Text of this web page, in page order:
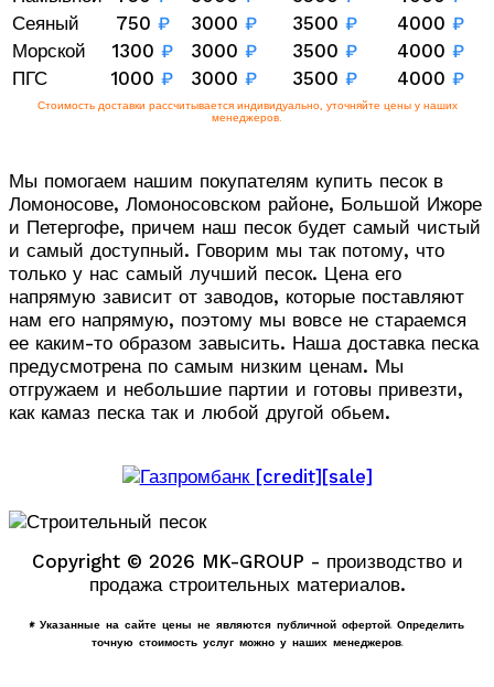
Сеяный
750 ₽ 3000 ₽ 3500 ₽ 4000 ₽
Морской
1300 ₽ 3000 ₽ 3500 ₽ 4000 ₽
ПГС
1000 ₽ 3000 ₽ 3500 ₽ 4000 ₽
Стоимость доставки рассчитывается индивидуально, уточняйте цены у наших
менеджеров.
Мы помогаем нашим покупателям купить песок в
Ломоносове, Ломоносовском районе, Большой Ижоре
и Петергофе, причем наш песок будет самый чистый
и самый доступный. Говорим мы так потому, что
только у нас самый лучший песок. Цена его
напрямую зависит от заводов, которые поставляют
нам его напрямую, поэтому мы вовсе не стараемся
ее каким-то образом завысить. Наша доставка песка
предусмотрена по самым низким ценам. Мы
отгружаем и небольшие партии и готовы привезти,
как камаз песка так и любой другой обьем.
Copyright © 2026 MK-GROUP - производство и
продажа строительных материалов.
* Указанные на сайте цены не являются публичной офертой. Определить
точную стоимость услуг можно у наших менеджеров.